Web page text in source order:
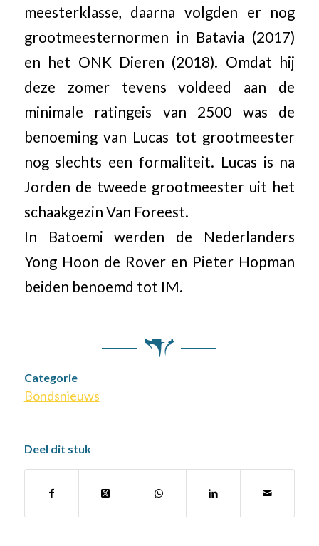
meesterklasse, daarna volgden er nog
grootmeesternormen in Batavia (2017)
en het ONK Dieren (2018). Omdat hij
deze zomer tevens voldeed aan de
minimale ratingeis van 2500 was de
benoeming van Lucas tot grootmeester
nog slechts een formaliteit. Lucas is na
Jorden de tweede grootmeester uit het
schaakgezin Van Foreest.
In Batoemi werden de Nederlanders
Yong Hoon de Rover en Pieter Hopman
beiden benoemd tot IM.
Categorie
Bondsnieuws
Deel dit stuk